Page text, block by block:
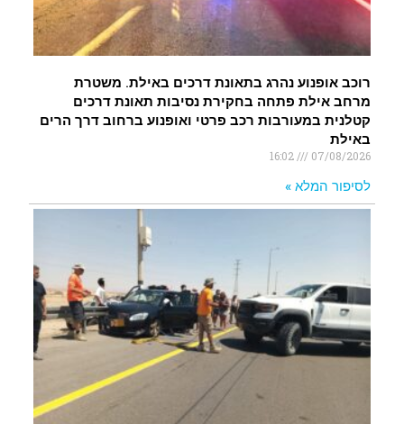
רוכב אופנוע נהרג בתאונת דרכים באילת. משטרת
מרחב אילת פתחה בחקירת נסיבות תאונת דרכים
קטלנית במעורבות רכב פרטי ואופנוע ברחוב דרך הרים
באילת
07/08/2026
16:02
לסיפור המלא »